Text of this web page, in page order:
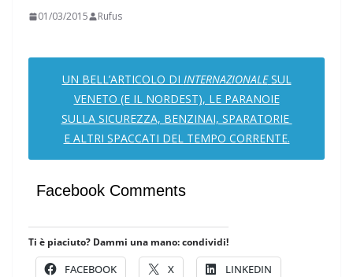
01/03/2015 Rufus
UN BELL’ARTICOLO DI INTERNAZIONALESUL
VENETO (E IL NORDEST), LE PARANOIE
SULLA SICUREZZA, BENZINAI, SPARATORIE
E ALTRI SPACCATI DEL TEMPO CORRENTE.
Facebook Comments
Ti è piaciuto? Dammi una mano: condividi!
FACEBOOK X LINKEDIN